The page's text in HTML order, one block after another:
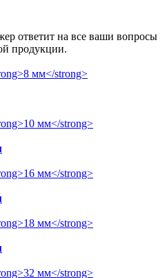
ответит на все ваши вопросы
продукции.